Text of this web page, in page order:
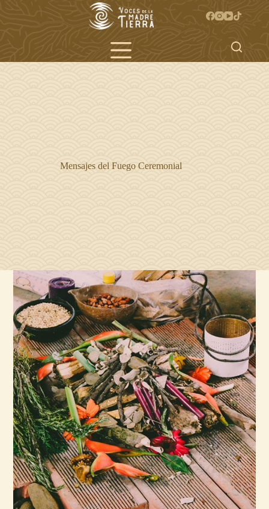
Mensajes del Fuego Ceremonial